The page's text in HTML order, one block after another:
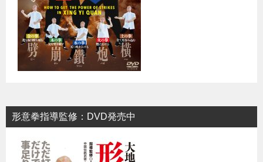
形意拳指導監修：DVD発売中